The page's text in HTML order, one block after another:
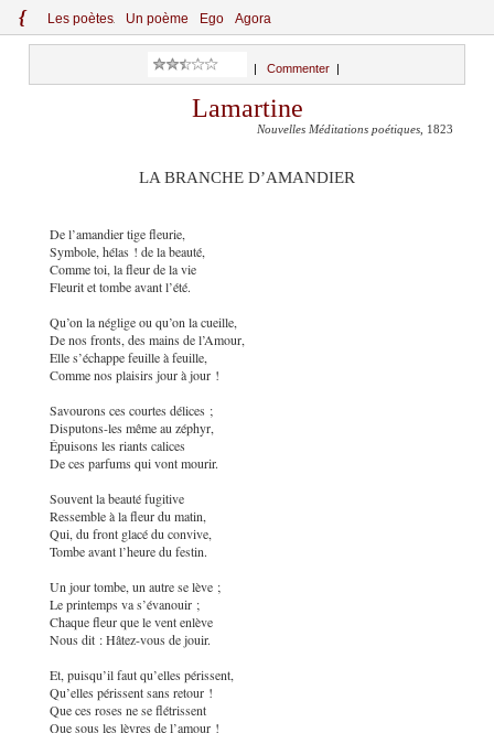
{ Les poètes Un poème Ego Agora
Commenter
Lamartine
Nouvelles Méditations poétiques , 1823
LA BRANCHE D’AMANDIER
De l’amandier tige fleurie,
Symbole, hélas ! de la beauté,
Comme toi, la fleur de la vie
Fleurit et tombe avant l’été.
Qu’on la néglige ou qu’on la cueille,
De nos fronts, des mains de l’Amour,
Elle s’échappe feuille à feuille,
Comme nos plaisirs jour à jour !
Savourons ces courtes délices ;
Disputons-les même au zéphyr,
Épuisons les riants calices
De ces parfums qui vont mourir.
Souvent la beauté fugitive
Ressemble à la fleur du matin,
Qui, du front glacé du convive,
Tombe avant l’heure du festin.
Un jour tombe, un autre se lève ;
Le printemps va s’évanouir ;
Chaque fleur que le vent enlève
Nous dit : Hâtez-vous de jouir.
Et, puisqu’il faut qu’elles périssent,
Qu’elles périssent sans retour !
Que ces roses ne se flétrissent
Que sous les lèvres de l’amour !